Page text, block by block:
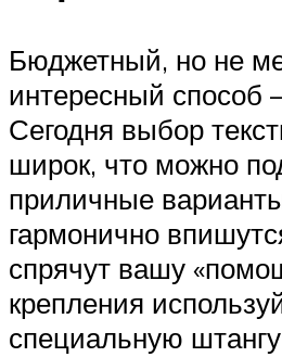
Бюджетный, но не
интересный способ
Сегодня выбор
широк, что можно
приличные
гармонично
спрячут вашу
крепления
специальную